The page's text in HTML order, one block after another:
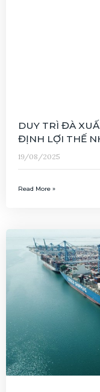
DUY TRÌ ĐÀ
ĐỊNH LỢI THẾ
19/08/2025
Read More »